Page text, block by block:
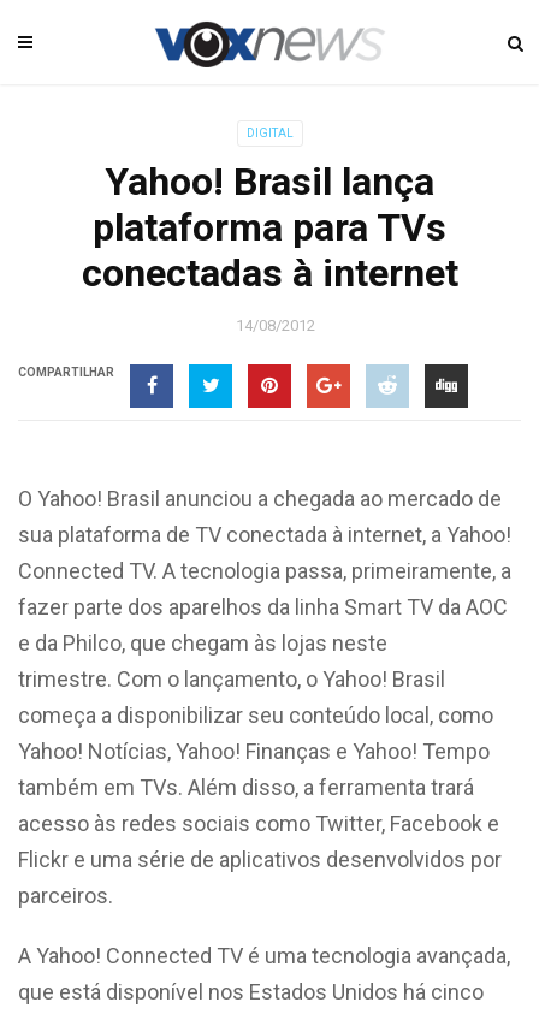
DIGITAL
Yahoo! Brasil lança
plataforma para TVs
conectadas à internet
14/08/2012
COMPARTILHAR
O Yahoo! Brasil anunciou a chegada ao mercado de
sua plataforma de TV conectada à internet, a Yahoo!
Connected TV. A tecnologia passa, primeiramente, a
fazer parte dos aparelhos da linha Smart TV da AOC
e da Philco, que chegam às lojas neste
trimestre. Com o lançamento, o Yahoo! Brasil
começa a disponibilizar seu conteúdo local, como
Yahoo! Notícias, Yahoo! Finanças e Yahoo! Tempo
também em TVs. Além disso, a ferramenta trará
acesso às redes sociais como Twitter, Facebook e
Flickr e uma série de aplicativos desenvolvidos por
parceiros.
A Yahoo! Connected TV é uma tecnologia avançada,
que está disponível nos Estados Unidos há cinco